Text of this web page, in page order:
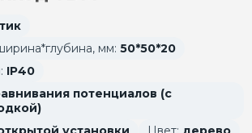
мм: 50*50*20
IP40
потенциалов (с